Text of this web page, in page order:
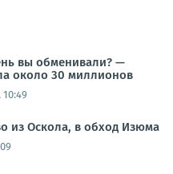
вы обменивали? —
около 30 миллионов
из Оскола, в обход Изюма